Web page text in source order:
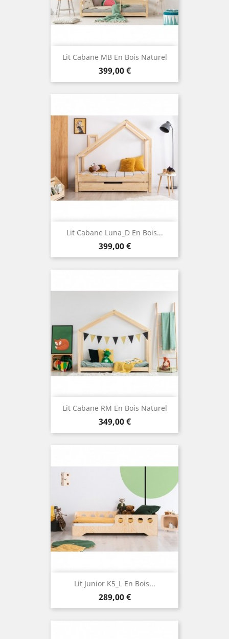
Lit Cabane MB En Bois Naturel
Prix
399,00 €
Lit Cabane Luna_D En Bois...
Prix
399,00 €
Lit Cabane RM En Bois Naturel
Prix
349,00 €
Lit Junior K5_L En Bois...
Prix
289,00 €